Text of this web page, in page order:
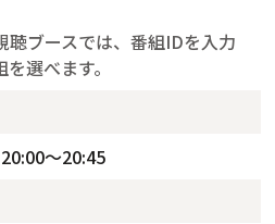
ブースでは、番組IDを入力
選べます。
～20:45